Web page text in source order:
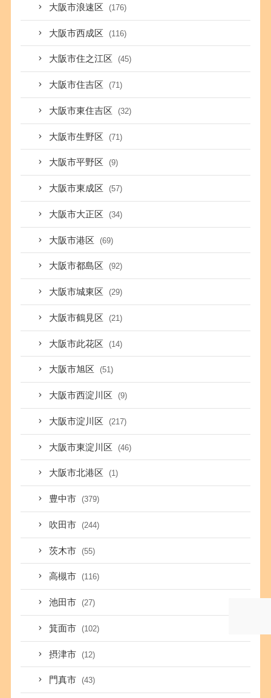
大阪市浪速区 (176)
大阪市西成区 (116)
大阪市住之江区 (45)
大阪市住吉区 (71)
大阪市東住吉区 (32)
大阪市生野区 (71)
大阪市平野区 (9)
大阪市東成区 (57)
大阪市大正区 (34)
大阪市港区 (69)
大阪市都島区 (92)
大阪市城東区 (29)
大阪市鶴見区 (21)
大阪市此花区 (14)
大阪市旭区 (51)
大阪市西淀川区 (9)
大阪市淀川区 (217)
大阪市東淀川区 (46)
大阪市北港区 (1)
豊中市 (379)
吹田市 (244)
茨木市 (55)
高槻市 (116)
池田市 (27)
箕面市 (102)
摂津市 (12)
門真市 (43)